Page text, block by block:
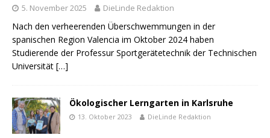
5. November 2025 DieLinde Redaktion
Nach den verheerenden Überschwemmungen in der
spanischen Region Valencia im Oktober 2024 haben
Studierende der Professur Sportgerätetechnik der Technischen
Universität […]
Ökologischer Lerngarten in Karlsruhe
13. Oktober 2023 DieLinde Redaktion